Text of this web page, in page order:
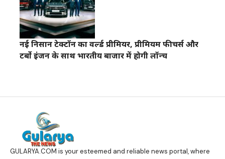
नई निसान टेक्टॉन का वर्ल्ड प्रीमियर, प्रीमियम फीचर्स और
टर्बो इंजन के साथ भारतीय बाजार में होगी लॉन्च
GULARYA.COM is your esteemed and reliable news portal, where